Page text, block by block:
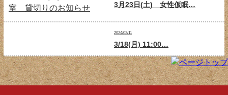
3月23日(土) 女性仮眠…
2024/03/11
3/18(月) 11:00…